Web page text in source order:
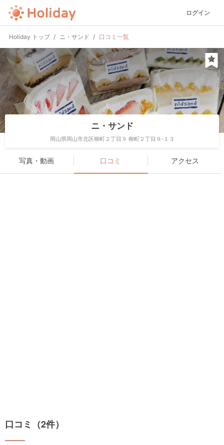
ログイン
Holiday トップ ニ・サンド 口コミ一覧
ニ・サンド
岡山県岡山市北区柳町２丁目９ 柳町２丁目９-１３
写真・動画 口コミ アクセス
口コミ（2件）